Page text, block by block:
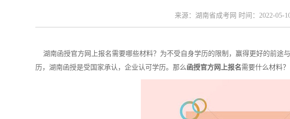
来源：湖南省成考网 时间：2022-05-
湖南函授官方网上报名需要哪些材料？为不受自身学历的限制，赢得更好的前途
历，湖南函授是受国家承认，企业认可学历。那么函授官方网上报名需要什么材料
湖
招生简章